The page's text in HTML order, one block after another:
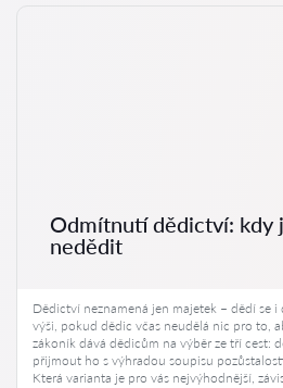
Odmítnutí dědictví: kdy
nedědit
Dědictví neznamená jen majetek – dědí se
výši, pokud dědic včas neudělá nic pro to,
zákoník dává dědicům na výběr ze tří cest:
přijmout ho s výhradou soupisu
Která varianta je pro vás nejvýhodnější,